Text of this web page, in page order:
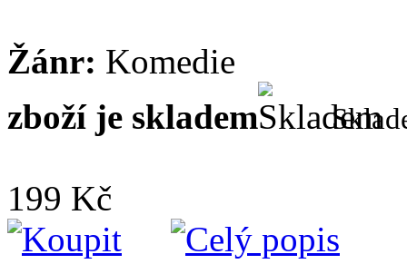
Žánr: Komedie
zboží je skladem
199 Kč